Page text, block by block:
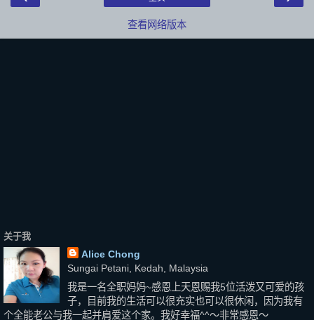
查看网络版本
关于我
Alice Chong
Sungai Petani, Kedah, Malaysia
我是一名全职妈妈~感恩上天恩赐我5位活泼又可爱的孩
子，目前我的生活可以很充实也可以很休闲，因为我有
个全能老公与我一起并肩爱这个家。我好幸福^^～非常感恩～